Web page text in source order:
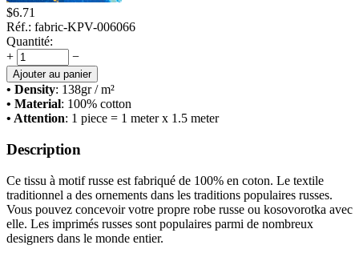
$6.71
Réf.: fabric-KPV-006066
Quantité:
+
−
Ajouter au panier
• Density: 138gr / m²
• Material: 100% cotton
• Attention: 1 piece = 1 meter x 1.5 meter
Description
Ce tissu à motif russe est fabriqué de 100% en coton. Le textile
traditionnel a des ornements dans les traditions populaires russes.
Vous pouvez concevoir votre propre robe russe ou kosovorotka avec
elle. Les imprimés russes sont populaires parmi de nombreux
designers dans le monde entier.